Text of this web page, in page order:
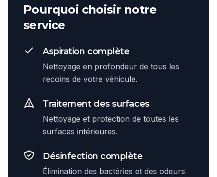
Pourquoi choisir notre
service
Aspiration complète
Nettoyage en profondeur de tous les
recoins de votre véhicule.
Traitement des surfaces
Nettoyage et protection de toutes les
surfaces intérieures.
Désinfection complète
Élimination des bactéries et des odeurs